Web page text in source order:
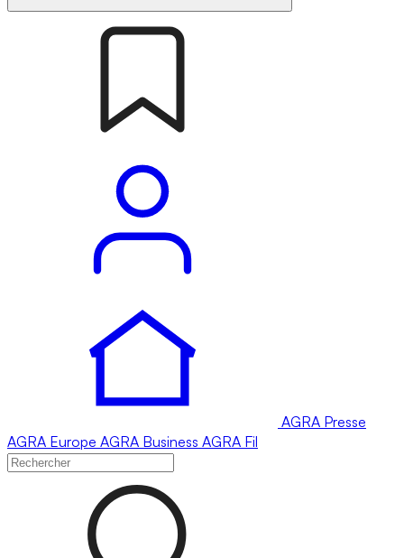
AGRA Presse
AGRA Europe AGRA Business AGRA Fil